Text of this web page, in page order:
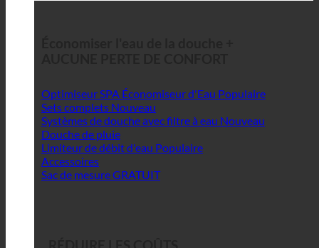
Optimiseur SPA Économiseur d'Eau
Sets complets
Systèmes de douche avec filtre à eau
Douche de pluie
Limiteur de débit d'eau
Accessoires
Sac de mesure GRATUIT